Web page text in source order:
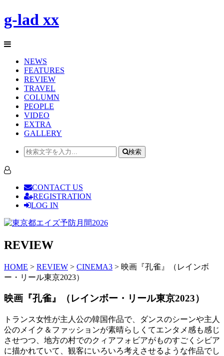
g-lad xx
NEWS
FEATURES
REVIEW
TRAVEL
COLUMN
PEOPLE
VIDEO
EXTRA
GALLERY
検索
CONTACT US
REGISTRATION
LOG IN
REVIEW
HOME > REVIEW > CINEMA3 > 映画『孔雀』（レインボ
ー・リール東京2023）
映画『孔雀』（レインボー・リール東京2023）
トランス女性が主人公の韓国作品で、ダンスのシーンや主人
公のメイク＆ファッションが素晴らしくてエンタメ感も感じ
させつつ、地方の村でのクィアフォビアがものすごくシビア
に描かれていて、観客にいろいろ考えさせるような作品でし